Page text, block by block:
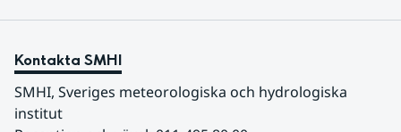
Kontakta SMHI
SMHI, Sveriges meteorologiska och hydrologiska
institut